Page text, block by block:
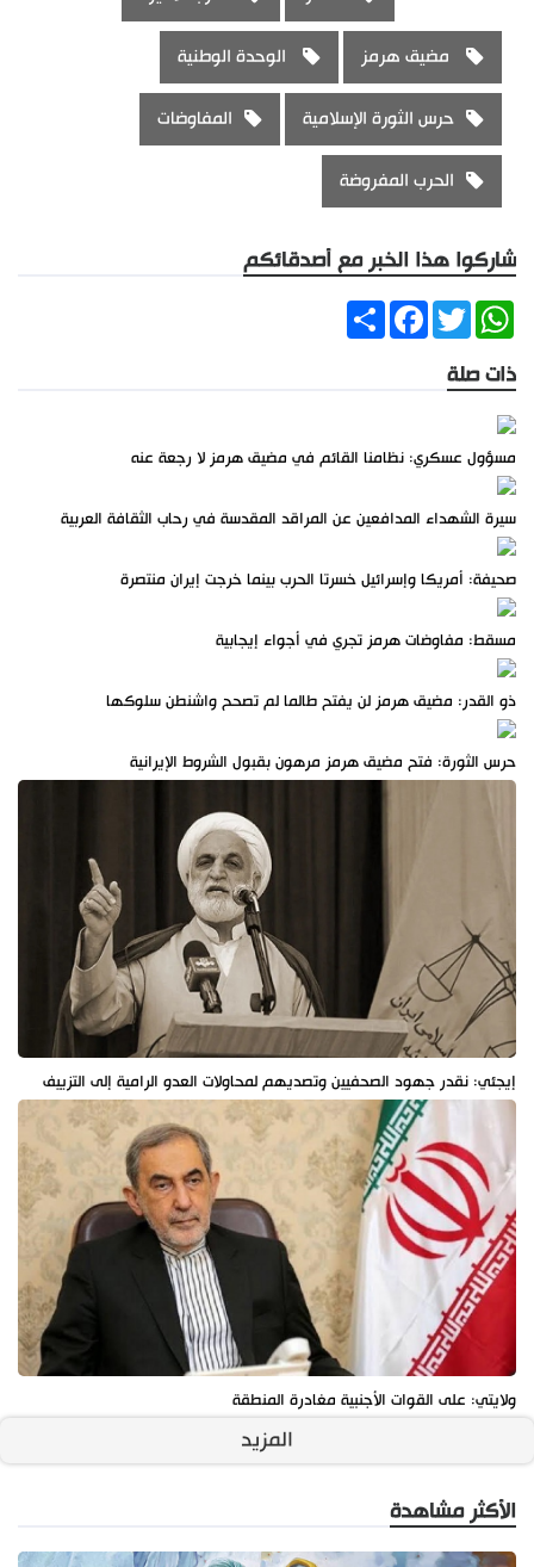
مضيق هرمز الوحدة الوطنية
حرس الثورة الإسلامية المفاوضات
الحرب المفروضة
شاركوا هذا الخبر مع أصدقائكم
ShareFacebookTwitter
WhatsApp
ذات صلة
مسؤول عسكري: نظامنا القائم في مضيق هرمز لا رجعة عنه
سيرة الشهداء المدافعين عن المراقد المقدسة في رحاب الثقافة العربية
صحيفة: أمريكا وإسرائيل خسرتا الحرب بينما خرجت إيران منتصرة
مسقط: مفاوضات هرمز تجري في أجواء إيجابية
ذو القدر: مضيق هرمز لن يفتح طالما لم تصحح واشنطن سلوكها
حرس الثورة: فتح مضيق هرمز مرهون بقبول الشروط الإيرانية
إيجئي: نقدر جهود الصحفيين وتصديهم لمحاولات العدو الرامية إلى التزييف
ولايتي: على القوات الأجنبية مغادرة المنطقة
المزيد
الأكثر مشاهدة